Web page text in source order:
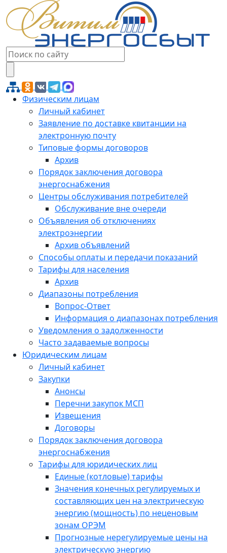
Физическим лицам
Личный кабинет
Заявление по доставке квитанции на
электронную почту
Типовые формы договоров
Архив
Порядок заключения договора
энергоснабжения
Центры обслуживания потребителей
Обслуживание вне очереди
Объявления об отключениях
электроэнергии
Архив объявлений
Способы оплаты и передачи показаний
Тарифы для населения
Архив
Диапазоны потребления
Вопрос-Ответ
Информация о диапазонах потребления
Уведомления о задолженности
Часто задаваемые вопросы
Юридическим лицам
Личный кабинет
Закупки
Анонсы
Перечни закупок МСП
Извещения
Договоры
Порядок заключения договора
энергоснабжения
Тарифы для юридических лиц
Единые (котловые) тарифы
Значения конечных регулируемых и
составляющих цен на электрическую
энергию (мощность) по неценовым
зонам ОРЭМ
Прогнозные нерегулируемые цены на
электрическую энергию